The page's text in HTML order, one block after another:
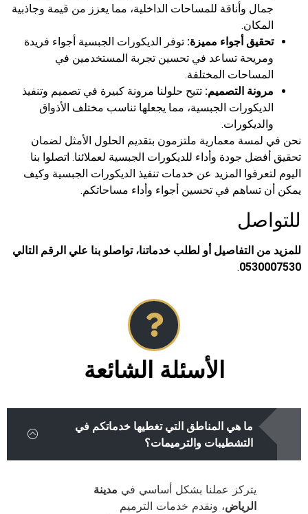
جمال وأناقة للمساحات الداخلية، مما يعزز من قيمة وجاذبية
المكان.
تحقيق أجواء مميزة: توفر الديكورات الجبسية أجواء فريدة
ومريحة تساعد في تحسين تجربة المستخدمين في
المساحات المختلفة.
مرونة التصميم: تتيح حلولنا مرونة كبيرة في تصميم وتنفيذ
الديكورات الجبسية، مما يجعلها تناسب مختلف الأذواق
والديكورات.
نحن في لمسة معمارية ملتزمون بتقديم الحلول الأمثل لضمان
تحقيق أفضل جودة وأداء للديكورات الجبسية لعملائنا. اتصلوا بنا
اليوم لتعرفوا المزيد عن خدمات تنفيذ الديكورات الجبسية وكيف
يمكن أن تساهم في تحسين أجواء وأداء مساحاتكم.
للتواصل
للمزيد من التفاصيل أو لطلب خدماتنا، تواصلو بنا علي الرقم التالي
0530007530
.
الأسئلة الشائعة
ما هي المناطق التي تغطيها خدماتكم في
التشطيبات والترميمات؟
يتركز عملنا بشكل أساسي في مدينة
الرياض، ونقدم خدمات الترميم